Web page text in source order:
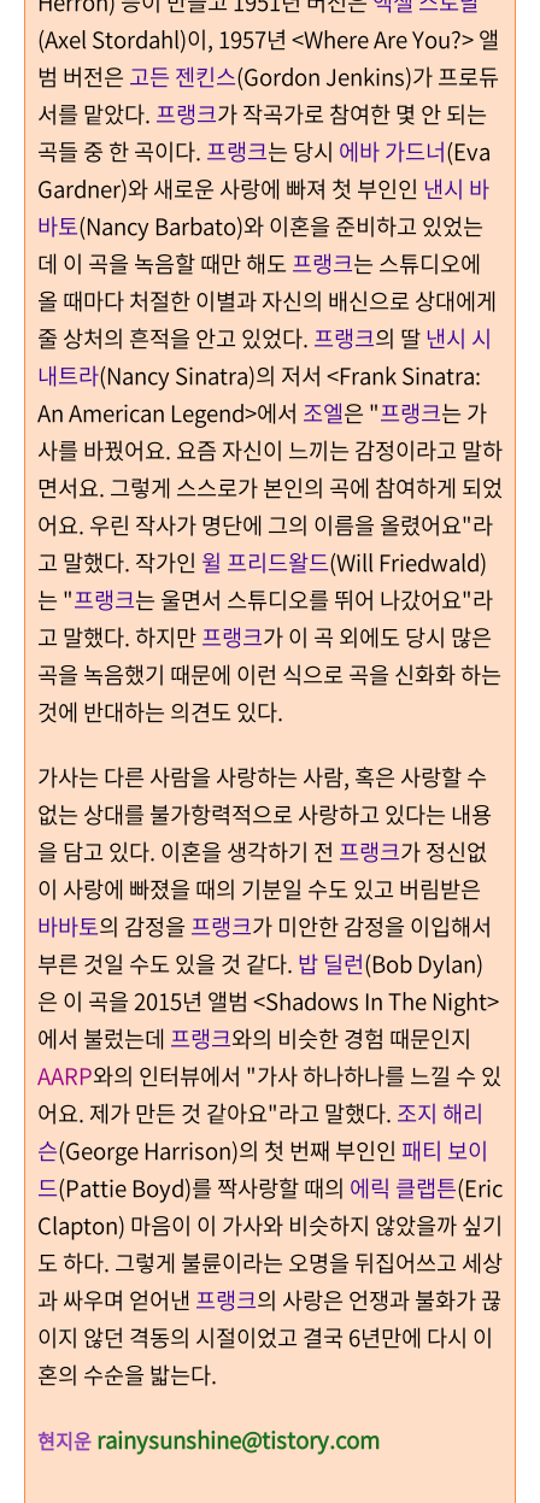
(Axel Stordahl)이, 1957년 <Where Are You?> 앨
범 버전은 고든 젠킨스(Gordon Jenkins)가 프로듀
서를 맡았다. 프랭크가 작곡가로 참여한 몇 안 되는
곡들 중 한 곡이다. 프랭크는 당시 에바 가드너(Eva
Gardner)와 새로운 사랑에 빠져 첫 부인인 낸시 바
바토(Nancy Barbato)와 이혼을 준비하고 있었는
데 이 곡을 녹음할 때만 해도프랭크는 스튜디오에
올 때마다 처절한 이별과 자신의 배신으로 상대에게
줄 상처의 흔적을 안고 있었다. 프랭크의 딸낸시 시
내트라(Nancy Sinatra)의 저서 <Frank Sinatra:
An American Legend>에서 조엘은 "프랭크는 가
사를 바꿨어요. 요즘 자신이 느끼는 감정이라고 말하
면서요. 그렇게 스스로가 본인의 곡에 참여하게 되었
어요. 우린 작사가 명단에 그의 이름을 올렸어요"라
고 말했다. 작가인 윌 프리드왈드(Will Friedwald)
는 "프랭크는 울면서 스튜디오를 뛰어 나갔어요"라
고 말했다. 하지만프랭크가 이 곡 외에도 당시 많은
곡을 녹음했기 때문에 이런 식으로 곡을 신화화 하는
것에 반대하는 의견도 있다.
가사는 다른 사람을 사랑하는 사람, 혹은 사랑할 수
없는 상대를 불가항력적으로 사랑하고 있다는 내용
을 담고 있다. 이혼을 생각하기 전 프랭크가 정신없
이 사랑에 빠졌을 때의 기분일 수도 있고 버림받은
바바토의 감정을 프랭크가 미안한 감정을 이입해서
부른 것일 수도 있을 것 같다. 밥 딜런(Bob Dylan)
은 이 곡을 2015년 앨범 <Shadows In The Night>
에서 불렀는데 프랭크와의 비슷한 경험 때문인지
AARP와의 인터뷰에서 "가사 하나하나를 느낄 수 있
어요. 제가 만든 것 같아요"라고 말했다. 조지 해리
슨(George Harrison)의 첫 번째 부인인 패티 보이
드(Pattie Boyd)를 짝사랑할 때의 에릭 클랩튼(Eric
Clapton) 마음이 이 가사와 비슷하지 않았을까 싶기
도 하다. 그렇게 불륜이라는 오명을 뒤집어쓰고 세상
과 싸우며 얻어낸 프랭크의 사랑은 언쟁과 불화가 끊
이지 않던 격동의 시절이었고 결국 6년만에 다시 이
혼의 수순을 밟는다.
현지운 rainysunshine@tistory.com